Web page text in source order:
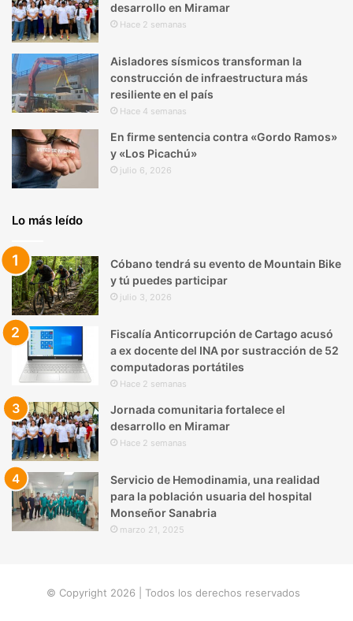
desarrollo en Miramar
Hace 2 semanas
Aisladores sísmicos transforman la
construcción de infraestructura más
resiliente en el país
Hace 4 semanas
En firme sentencia contra «Gordo Ramos»
y «Los Picachú»
julio 6, 2026
Lo más leído
Cóbano tendrá su evento de Mountain Bike
y tú puedes participar
julio 3, 2026
Fiscalía Anticorrupción de Cartago acusó
a ex docente del INA por sustracción de 52
computadoras portátiles
Hace 2 semanas
Jornada comunitaria fortalece el
desarrollo en Miramar
Hace 2 semanas
Servicio de Hemodinamia, una realidad
para la población usuaria del hospital
Monseñor Sanabria
marzo 21, 2025
© Copyright 2026 | Todos los derechos reservados